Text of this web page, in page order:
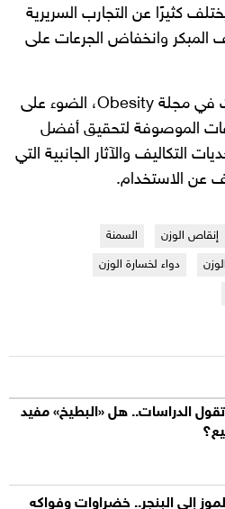
كثيرًا عن التجارب السريرية
المبكر وانخفاض الجرعات على
وتسلط الدراسة، التي نُشرت في مجلة Obesity، الضوء على
الموصوفة لتحقيق أفضل
التكاليف والآثار الجانبية التي
عن الاستخدام.
إنقاص الوزن
السمنة
دواء لخسارة الوزن
تقول الدراسات.. هل «البطيخ» مفيد
إلى البنجر.. خضراوات وفواكه